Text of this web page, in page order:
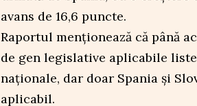
avans de 16,6 puncte.
Raportul menționează că până
de gen legislative aplicabile
naționale, dar doar Spania și
aplicabil.